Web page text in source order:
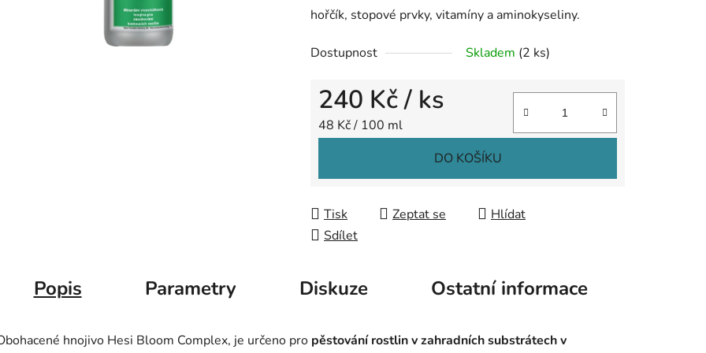
z
hvězdiček.
hořčík, stopové prvky, vitamíny a aminokyseliny.
Dostupnost Skladem (2 ks)
240 Kč/ ks
Měrná cena:
48 Kč / 100 ml
DO KOŠÍKU
Tisk Zeptat se
Hlídat
Sdílet
Popis Parametry Diskuze Ostatní informace
hnojivo Hesi Bloom Complex, je určeno pro pěstování rostlin v zahradních substrátech v